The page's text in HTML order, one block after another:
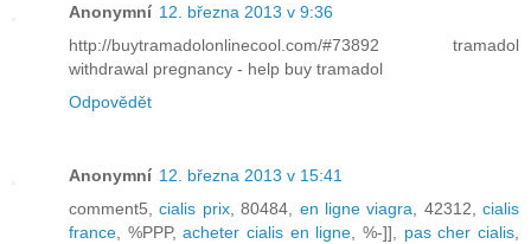
Anonymní 12. března 2013 v 9:36
http://buytramadolonlinecool.com/#73892 tramadol
withdrawal pregnancy - help buy tramadol
Odpovědět
Anonymní 12. března 2013 v 15:41
comment5,cialis prix, 80484, en ligne viagra , 42312, cialis
france , %PPP,acheter cialis en ligne , %-]], pas cher cialis